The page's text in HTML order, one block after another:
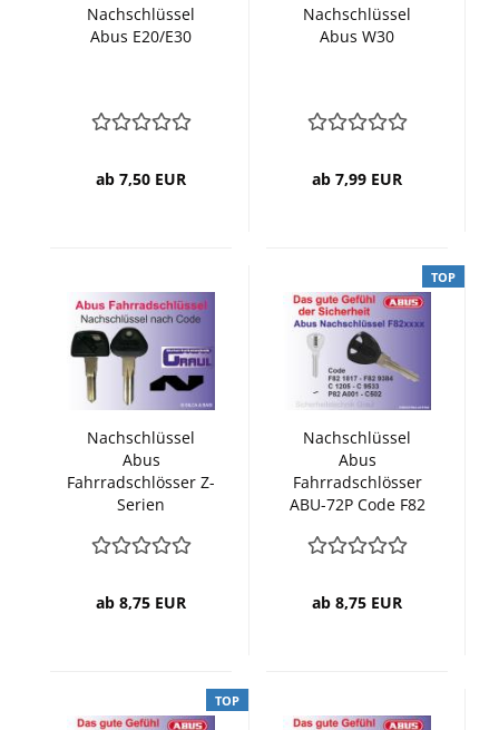
Nachschlüssel
Abus E20/E30
ab 7,50 EUR
Nachschlüssel
Abus W30
ab 7,99 EUR
Nachschlüssel
Abus
Fahrradschlösser Z-
Serien
ab 8,75 EUR
TOP
Nachschlüssel
Abus
Fahrradschlösser
ABU-72P Code F82
ab 8,75 EUR
TOP